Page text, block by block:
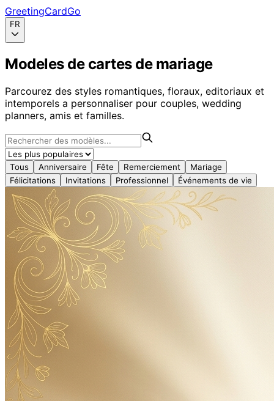
GreetingCardGo
FR
Modeles de cartes de mariage
Parcourez des styles romantiques, floraux, editoriaux et
intemporels a personnaliser pour couples, wedding
planners, amis et familles.
Tous Anniversaire Fête Remerciement
Mariage
Félicitations
Invitations Professionnel Événements de vie